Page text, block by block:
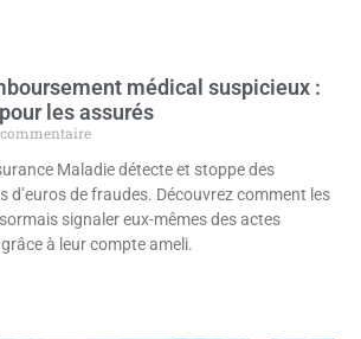
médical suspicieux :
les assurés
Maladie détecte et stoppe des
d’euros de fraudes. Découvrez comment les
signaler eux-mêmes des actes
à leur compte ameli.